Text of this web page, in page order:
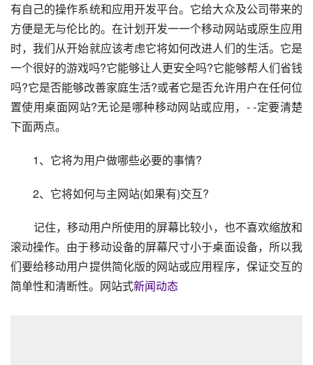
有自己的操作系统和应用开发平台。它给大众及公司带来的
方便是无与伦比的。在计划开发一一个移动网站或原生应用
时，我们从开始就应该考虑它将如何改进人们的生活。它是
一个很好的游戏吗?它能够让人更安全吗?它能够帮人们省钱
吗?它是否能够改善家庭生活?或者它是否允许用户在任何位
置使用桌面网站?无论是哪种移动网站或应用，- -定要清楚
下面两点。
        1、它将为用户做哪些必要的事情?
        2、它将如何与主网站(如果有)交互?
滚动操作。由于移动设备的屏幕尺寸小于桌面设备，所以我
们要给移动用户提供简化版的网站或应用程序，保证交互的
简单性和清断性。网站式新闻动态